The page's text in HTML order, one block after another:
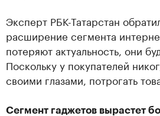
Эксперт РБК-Татарстан
расширение сегмента
потеряют актуальность, они
Поскольку у покупателей
своими глазами, потрогать
Сегмент гаджетов вырастет